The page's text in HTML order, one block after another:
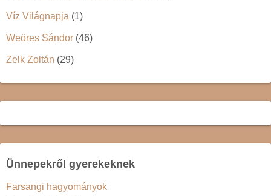
Víz Világnapja (1)
Weöres Sándor (46)
Zelk Zoltán (29)
Ünnepekről gyerekeknek
Farsangi hagyományok